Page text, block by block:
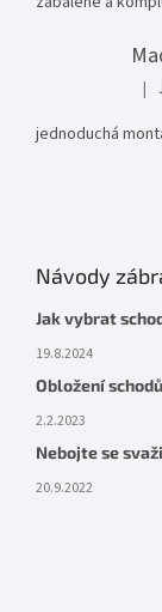
|
jednoduchá
Návody
Jak vybrat
19.8.2024
Obložení
2.2.2023
Nebojte se
20.9.2022